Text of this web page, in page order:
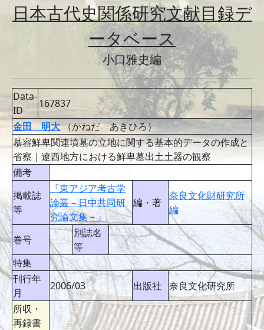
日本古代史関係研究文献目録デ
ータベース
小口雅史編
Data-
ID
167837
金田 明大（かねだ あきひろ）
慕容鮮卑関連墳墓の立地に関する基本的データの作成と
省察｜遼西地方における鮮卑墓出土土器の観察
備考
掲載誌
等
『東アジア考古学
論叢－日中共同研
究論文集－』
編・著
奈良文化財研究所
編
巻号
別誌名
等
特集
刊行年
月
2006/03 出版社
奈良文化研究所
所収・
再録書